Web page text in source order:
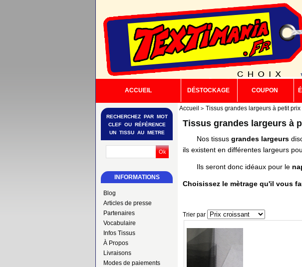
ACCUEIL DÉSTOCKAGE COUPON
INFORMATIONS
Blog
Articles de presse
Partenaires
Vocabulaire
Infos Tissus
À Propos
Livraisons
Modes de paiements
RECHERCHEZ PAR MOT
CLEF OU RÉFÉRENCE
UN TISSU AU METRE
Accueil Tissus grandes largeurs à petit prix
Tissus grandes largeurs à
Nos tissus grandes largeurs
ils existent en différentes largeurs
Ils seront donc idéaux pour le
Choisissez le mètrage qu'il vous
Trier par